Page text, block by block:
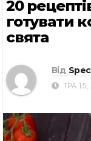
20
готувати
свята
Від
ТРА 15,